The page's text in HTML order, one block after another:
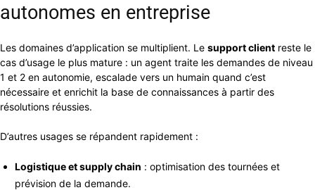
autonomes en entreprise
Les domaines d’application se multiplient. Le support client reste le
cas d’usage le plus mature : un agent traite les demandes de niveau
1 et 2 en autonomie, escalade vers un humain quand c’est
nécessaire et enrichit la base de connaissances à partir des
résolutions réussies.
D’autres usages se répandent rapidement :
Logistique et supply chain : optimisation des tournées et
prévision de la demande.